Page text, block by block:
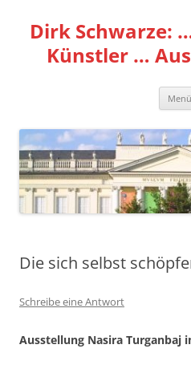
springen
Dirk Schwarze:
Künstler …
Menü
Die sich selbst
Schreibe eine Antwort
Ausstellung Nasira Turganbaj